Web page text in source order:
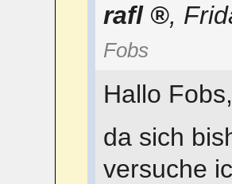
rafl ,
Fobs
Hallo Fobs,
da sich
versuche